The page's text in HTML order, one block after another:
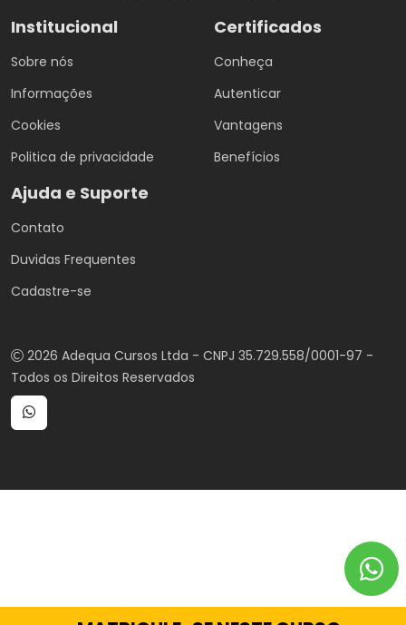
Institucional
Sobre nós
Informações
Cookies
Politica de privacidade
Certificados
Conheça
Autenticar
Vantagens
Benefícios
Ajuda e Suporte
Contato
Duvidas Frequentes
Cadastre-se
2026 Adequa Cursos Ltda - CNPJ 35.729.558/0001-97 -
Todos os Direitos Reservados